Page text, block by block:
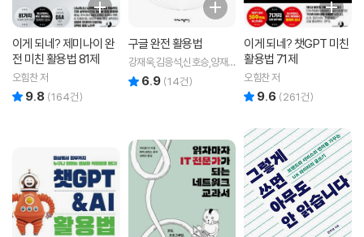
이게 되네? 제미나이 완
전 미친 활용법 81제
오힘찬 저
9.8 (164건)
구글 완전 활용법
강재욱,김응석,신호승,양재
봉,이영희 공저
6.9 (14건)
이게 되네? 챗GPT 미친
활용법 71제
오힘찬 저
9.6 (261건)